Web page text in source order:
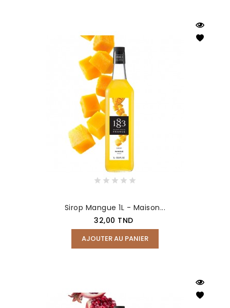
Sirop Mangue 1L - Maison...
Prix
32,00 TND
AJOUTER AU PANIER